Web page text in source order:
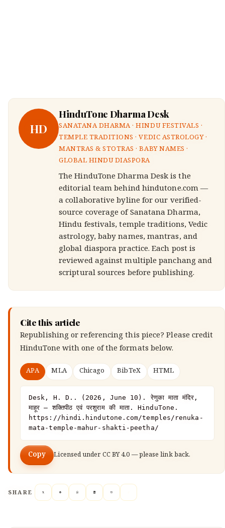
HD
HinduTone Dharma Desk
SANATANA DHARMA · HINDU FESTIVALS ·
TEMPLE TRADITIONS · VEDIC ASTROLOGY ·
MANTRAS & STOTRAS · BABY NAMES ·
GLOBAL HINDU DIASPORA
The HinduTone Dharma Desk is the
editorial team behind hindutone.com —
a collaborative byline for our verified-
source coverage of Sanatana Dharma,
Hindu festivals, temple traditions, Vedic
astrology, baby names, mantras, and
global diaspora practice. Each post is
reviewed against multiple panchang and
scriptural sources before publishing.
Cite this article
Republishing or referencing this piece? Please credit
HinduTone with one of the formats below.
APA MLA Chicago BibTeX HTML
Desk, H. D.. (2026, June 10). रेणुका माता मंदिर,
माहूर — शक्तिपीठ एवं परशुराम की माता. HinduTone.
https://hindi.hindutone.com/temples/renuka-
mata-temple-mahur-shakti-peetha/
Copy Licensed under CC BY 4.0 — please link back.
SHARE